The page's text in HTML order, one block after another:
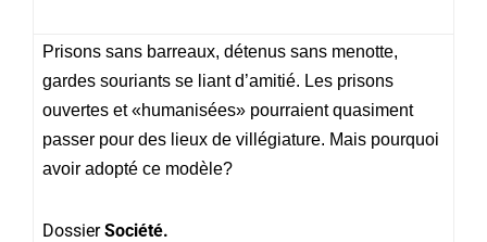
Prisons sans barreaux, détenus sans menotte,
gardes souriants se liant d’amitié. Les prisons
ouvertes et «humanisées» pourraient quasiment
passer pour des lieux de villégiature. Mais pourquoi
avoir adopté ce modèle?
DossierSociété.